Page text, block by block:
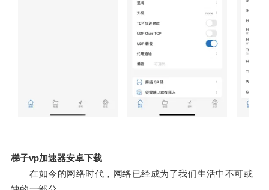
梯子vp加速器安卓下载
在如今的网络时代，网络已经成为了我们生活中不可或